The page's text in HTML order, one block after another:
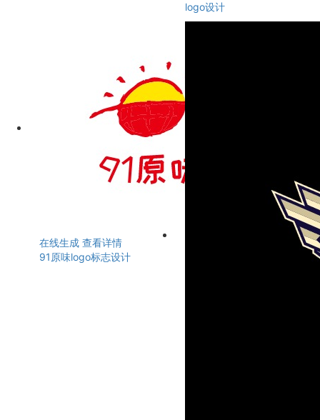
logo设计
在线生成 查看详情
91原味logo标志设计